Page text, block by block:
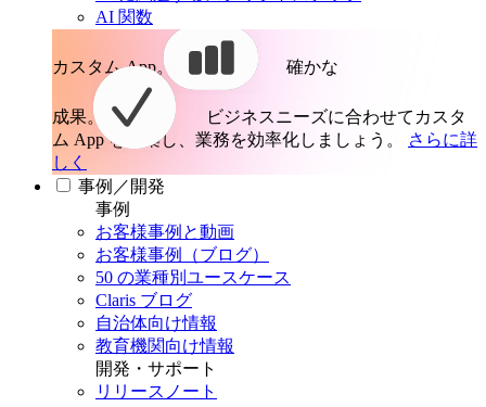
AI 関数
カスタム App。 確かな
成果。
ビジネスニーズに合わせてカスタ
ム App を構築し、業務を効率化しましょう。
さらに詳
しく
事例／開発
事例
お客様事例と動画
お客様事例（ブログ）
50 の業種別ユースケース
Claris ブログ
自治体向け情報
教育機関向け情報
開発・サポート
リリースノート